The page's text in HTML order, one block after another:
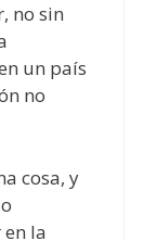
no sin
un país
no
cosa, y
la